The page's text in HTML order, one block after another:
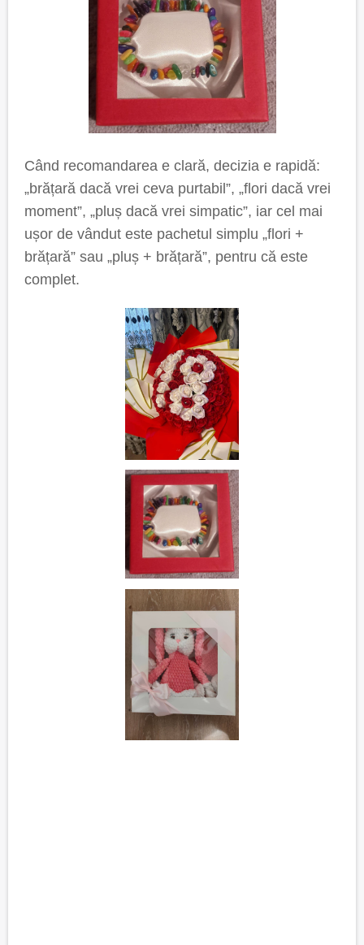
Când recomandarea e clară, decizia e rapidă:
„brățară dacă vrei ceva purtabil”, „flori dacă vrei
moment”, „pluș dacă vrei simpatic”, iar cel mai
ușor de vândut este pachetul simplu „flori +
brățară” sau „pluș + brățară”, pentru că este
complet.